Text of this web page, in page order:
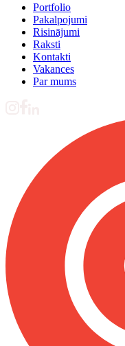
Portfolio
Pakalpojumi
Risinājumi
Raksti
Kontakti
Vakances
Par mums